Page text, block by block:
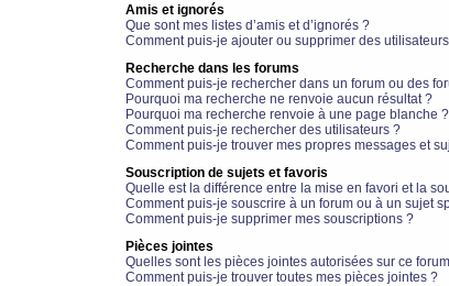
Amis et ignorés
Que sont mes listes d’amis et d’ignorés ?
Comment puis-je ajouter ou supprimer des
Recherche dans les forums
Comment puis-je rechercher dans un forum ou des
Pourquoi ma recherche ne renvoie aucun résultat ?
Pourquoi ma recherche renvoie à une page blanche
Comment puis-je rechercher des utilisateurs ?
Comment puis-je trouver mes propres messages et
Souscription de sujets et favoris
Quelle est la différence entre la mise en favori et la
Comment puis-je souscrire à un forum ou à un sujet
Comment puis-je supprimer mes souscriptions ?
Pièces jointes
Quelles sont les pièces jointes autorisées sur ce
Comment puis-je trouver toutes mes pièces jointes ?